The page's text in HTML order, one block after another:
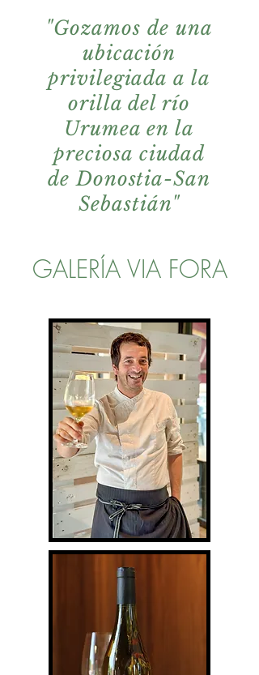
"Gozamos de una
ubicación
privilegiada a la
orilla del río
Urumea en la
preciosa ciudad
de Donostia-San
Sebastián"
GALERÍA VIA FORA